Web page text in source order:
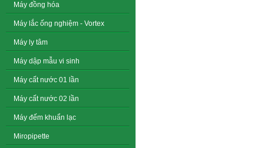
Máy đồng hóa
Máy lắc ống nghiệm - Vortex
Máy ly tâm
Máy dập mẫu vi sinh
Máy cất nước 01 lần
Máy cất nước 02 lần
Máy đếm khuẩn lạc
Miropipette